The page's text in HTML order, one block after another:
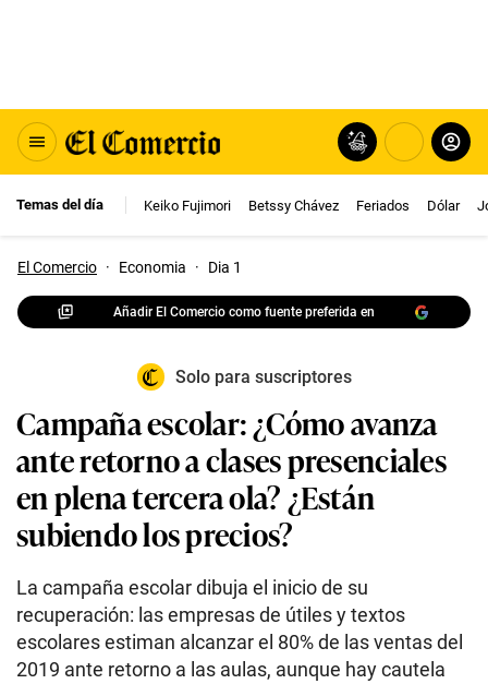
Temas del día Keiko Fujimori Betssy Chávez Feriados Dólar
El Comercio · Economia · Dia 1
Añadir El Comercio como fuente preferida en
Solo para suscriptores
Campaña escolar: ¿Cómo avanza
ante retorno a clases presenciales
en plena tercera ola? ¿Están
subiendo los precios?
La campaña escolar dibuja el inicio de su
recuperación: las empresas de útiles y textos
escolares estiman alcanzar el 80% de las ventas del
2019 ante retorno a las aulas, aunque hay cautela